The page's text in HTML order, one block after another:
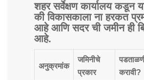
शहर सर्वेक्षण कार्यालय कडून
की विकासकाला ना हरकत
आहे आणि सदर ची जमीन ही
आहे.
अनुक्रमांक
जमिनीचे
प्रकार
करावी?